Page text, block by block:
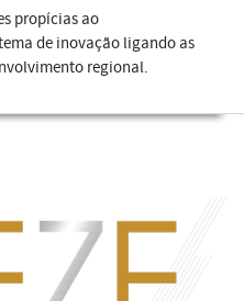
propícias ao
de inovação ligando as
regional.